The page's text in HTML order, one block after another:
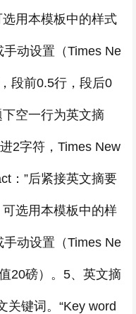
用本模板中的样式
手动设置（Times Ne
段前0.5行，段后0
空一行为英文摘
2字符，Times New
：”后紧接英文摘要
选用本模板中的样
手动设置（Times Ne
20磅）。5、英文摘
关键词。“Key word